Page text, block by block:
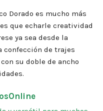
Dorado es mucho más
que echarle creatividad
ya sea desde la
confección de trajes
su doble de ancho